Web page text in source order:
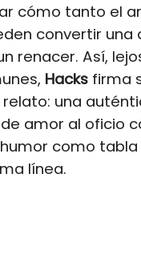
cómo tanto el
convertir una
renacer. Así,
Hacks firma
una
amor al oficio
como
línea.